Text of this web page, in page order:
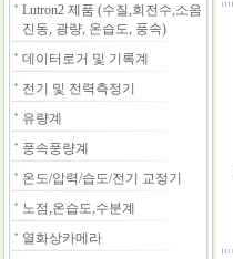
Lutron2 제품 (수질,회전수,소음
진동, 광량, 온습도, 풍속)
데이터로거 및 기록계
전기 및 전력측정기
유량계
풍속풍량계
온도/압력/습도/전기 교정기
노점,온습도,수분계
열화상카메라